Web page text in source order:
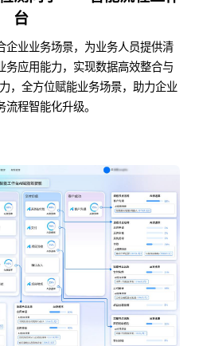
台
企业业务场景，为业务人员提供清
务应用能力，实现数据高效整合与
，全方位赋能业务场景，助力企业
程智能化升级。